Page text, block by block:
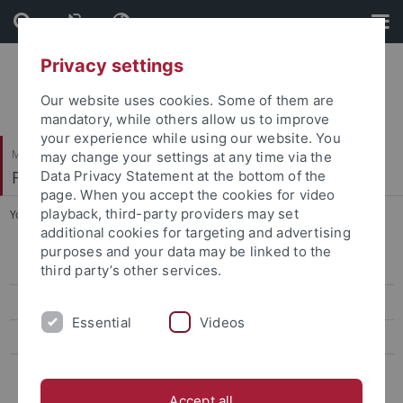
Skip
to
content
Skip
to
footer
Mathematisch-Naturwissenschaftliche Fakultät
Fachbereich Psychologie
You are here: Startseite ... Bachelorstudiengänge
Bachelorstudiengänge
Besonderheit: Bewerbung für ein höheres Fachsemester
Privacy settings
Our website uses cookies. Some of them are
mandatory, while others allow us to improve
your experience while using our website. You
may change your settings at any time via the
Data Privacy Statement at the bottom of the
page. When you accept the cookies for video
playback, third-party providers may set
additional cookies for targeting and advertising
purposes and your data may be linked to the
third party’s other services.
Essential Videos